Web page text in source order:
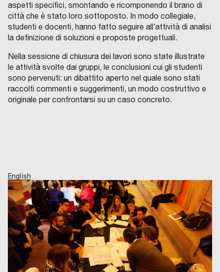
aspetti specifici, smontando e ricomponendo il brano di
città che è stato loro sottoposto. In modo collegiale,
studenti e docenti, hanno fatto seguire all’attività di analisi
la definizione di soluzioni e proposte progettuali.
Nella sessione di chiusura dei lavori sono state illustrate
le attività svolte dai gruppi, le conclusioni cui gli studenti
sono pervenuti: un dibattito aperto nel quale sono stati
raccolti commenti e suggerimenti, un modo costruttivo e
originale per confrontarsi su un caso concreto.
English